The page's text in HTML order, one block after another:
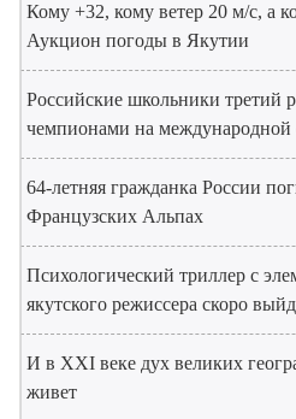
Кому +32, кому ветер 20 м/с, а
Аукцион погоды в Якутии
Российские школьники третий
чемпионами на
64-летняя гражданка России
Французских Альпах
Психологический триллер с
якутского режиссера скоро
И в XXI веке дух великих
живет